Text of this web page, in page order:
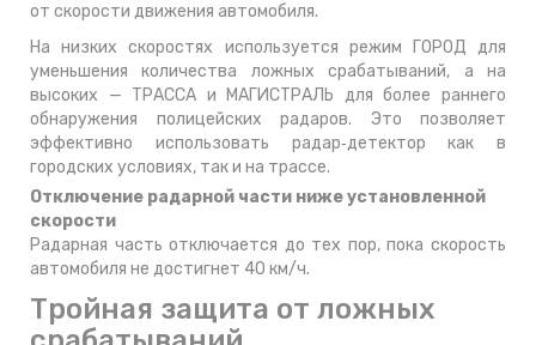
от скорости движения автомобиля.
На низких скоростях используется режим ГОРОД для
уменьшения количества ложных срабатываний, а на
высоких — ТРАССА и МАГИСТРАЛЬ для более раннего
обнаружения полицейских радаров. Это позволяет
эффективно использовать радар‑детектор как в
городских условиях, так и на трассе.
Отключение радарной части ниже установленной
скорости
Радарная часть отключается до тех пор, пока скорость
автомобиля не достигнет 40 км/ч.
Тройная защита от ложных